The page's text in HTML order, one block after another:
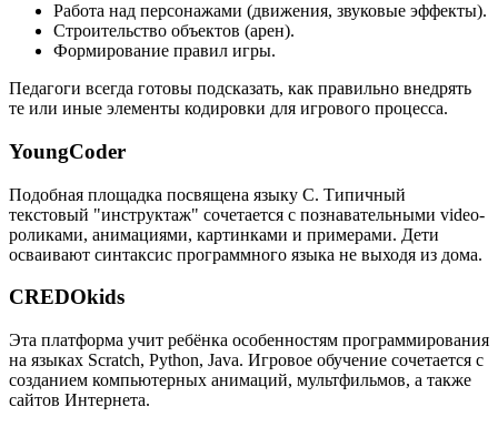
Работа над персонажами (движения, звуковые эффекты).
Строительство объектов (арен).
Формирование правил игры.
Педагоги всегда готовы подсказать, как правильно внедрять
те или иные элементы кодировки для игрового процесса.
YoungCoder
Подобная площадка посвящена языку C. Типичный
текстовый "инструктаж" сочетается с познавательными video-
роликами, анимациями, картинками и примерами. Дети
осваивают синтаксис программного языка не выходя из дома.
CREDOkids
Эта платформа учит ребёнка особенностям программирования
на языках Scratch, Python, Java. Игровое обучение сочетается с
созданием компьютерных анимаций, мультфильмов, а также
сайтов Интернета.